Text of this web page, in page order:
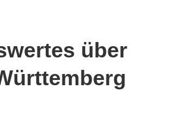
über